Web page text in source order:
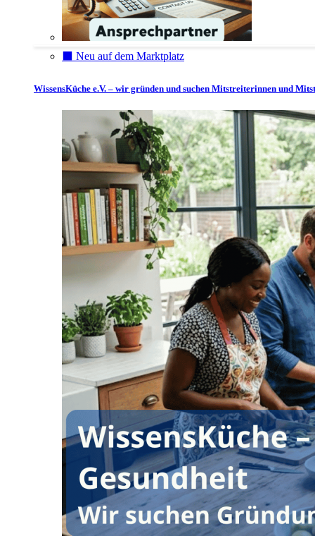
⬛️ Neu auf dem Marktplatz
WissensKüche e.V. – wir gründen und suchen Mitstreiterinnen und